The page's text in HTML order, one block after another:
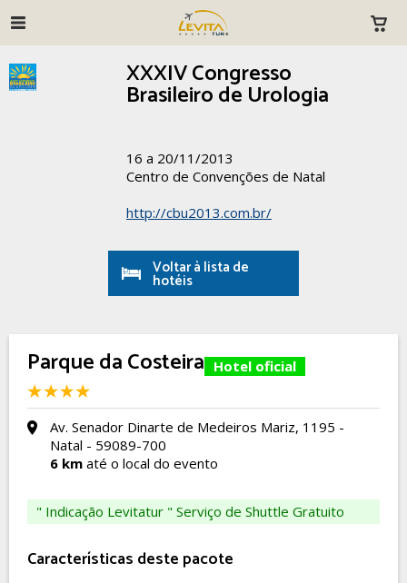
XXXIV Congresso
Brasileiro de Urologia
16 a 20/11/2013
Centro de Convenções de Natal
http://cbu2013.com.br/
Voltar à lista de
hotéis
Parque da Costeira Hotel oficial
Av. Senador Dinarte de Medeiros Mariz, 1195 -
Natal - 59089-700
6 km até o local do evento
" Indicação Levitatur " Serviço de Shuttle Gratuito
Características deste pacote